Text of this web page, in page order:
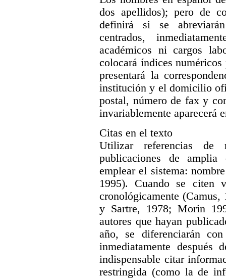
dos apellidos); pero de
definirá si se
centrados,
académicos ni cargos
colocará índices
presentará la
institución y el domicilio
postal, número de fax y
invariablemente aparecerá
Citas en el texto
Utilizar referencias de
publicaciones de
emplear el sistema:
1995). Cuando se citen
cronológicamente
y Sartre, 1978; Morin
autores que hayan
año, se diferenciarán
inmediatamente después
indispensable citar
restringida (como la de